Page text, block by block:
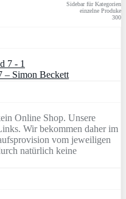
Sidebar für Kategorien
einzelne Produke
300
– Simon Beckett
Online Shop. Unsere
Wir bekommen daher im
vom jeweiligen
natürlich keine